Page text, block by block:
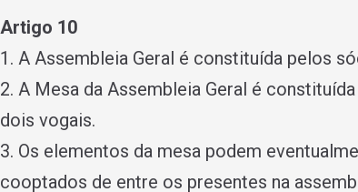
Artigo 10
1. A Assembleia Geral é constituída pelos
2. A Mesa da Assembleia Geral é
dois vogais.
3. Os elementos da mesa podem
cooptados de entre os presentes na